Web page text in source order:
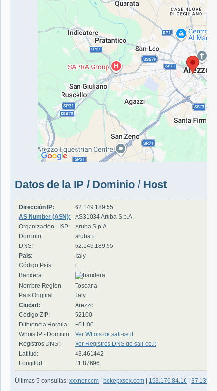
Datos de la IP / Dominio / Host
Dirección IP:
62.149.189.55
AS Number (ASN):
AS31034 Aruba S.p.A.
Organización - ISP:
Aruba S.p.A.
Dominio:
aruba.it
DNS:
62.149.189.55
Pais:
Italy
Código País:
it
Bandera:
Nombre Región:
Toscana
País Original:
Italy
Ciudad:
Arezzo
Código ZIP:
52100
Diferencia Horaria:
+01:00
Whois IP - Dominio:
Ver Whois de sali-ce.it
Registros DNS:
Ver Registros DNS de sali-ce.it
Latitud:
43.461442
Longitud:
11.87696
Últimas 5 consultas: xxxner.com bokepxsex.com 193.176.84.16